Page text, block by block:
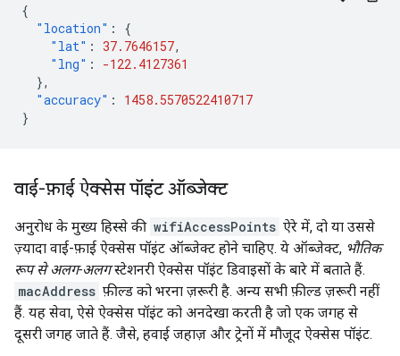
{
"location" :
{
"lat" : 37.7646157,
"lng" :
-122.4127361
},
"accuracy" :
1458.5570522410717
}
वाई-फ़ाई ऐक्सेस पॉइंट ऑब्जेक्ट
अनुरोध के मुख्य हिस्से की wifiAccessPoints ऐरे में, दो या उससे
ज़्यादा वाई-फ़ाई ऐक्सेस पॉइंट ऑब्जेक्ट होने चाहिए. ये ऑब्जेक्ट, भौतिक
रूप से अलग-अलगस्टेशनरी ऐक्सेस पॉइंट डिवाइसों के बारे में बताते हैं.
macAddress फ़ील्ड को भरना ज़रूरी है. अन्य सभी फ़ील्ड ज़रूरी नहीं
हैं. यह सेवा, ऐसे ऐक्सेस पॉइंट को अनदेखा करती है जो एक जगह से
दूसरी जगह जाते हैं. जैसे, हवाई जहाज़ और ट्रेनों में मौजूद ऐक्सेस पॉइंट.